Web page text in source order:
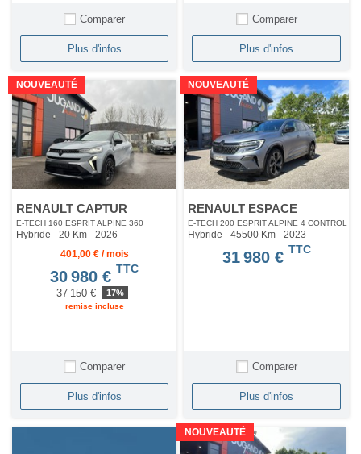
Comparer
Plus d'infos
Comparer
Plus d'infos
NOUVEAUTÉ
RENAULT CAPTUR
E-TECH 160 ESPRIT ALPINE 360
Hybride - 20 Km - 2026
401,00 € / mois
30 980 € TTC
37 150 € 17%
remise incluse
Comparer
Plus d'infos
NOUVEAUTÉ
RENAULT ESPACE
E-TECH 200 ESPRIT ALPINE 4 CONTROL
Hybride - 45500 Km- 2023
31 980 € TTC
Comparer
Plus d'infos
NOUVEAUTÉ